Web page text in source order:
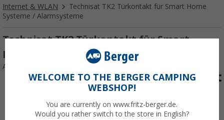
Internet & WLAN
Technisat TK2 Türkontakt für Smart Home
Systeme / Alarmsysteme
Technisat TK2 Türkontakt für Smart
Home Systeme / Alarmsysteme
Art.-Nr.: 334890
WELCOME TO THE BERGER CAMPING
WEBSHOP!
You are currently on www.fritz-berger.de.
Would you rather switch to the store in English?